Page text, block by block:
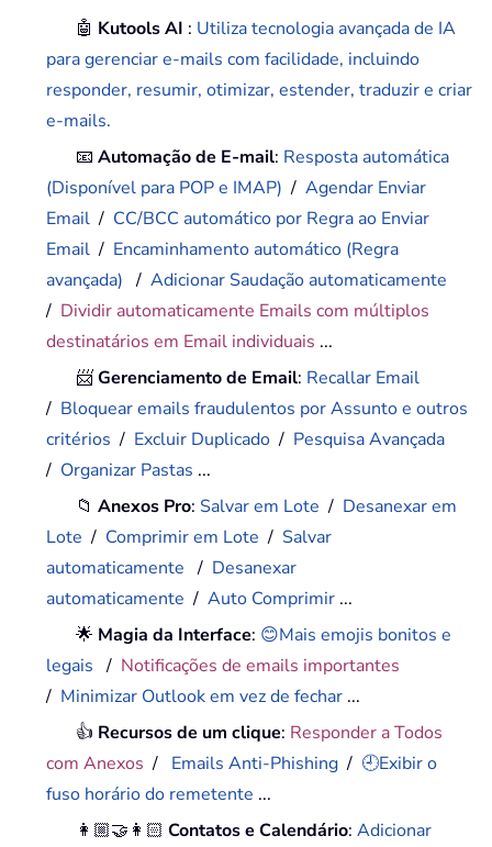
🤖 Kutools AI : Utiliza tecnologia avançada de IA
para gerenciar e-mails com facilidade, incluindo
responder, resumir, otimizar, estender, traduzir e criar
e-mails.
📧Automação de E-mail: Resposta automática
(Disponível para POP e IMAP) /Agendar Enviar
Email / CC/BCC automático por Regra ao Enviar
Email / Encaminhamento automático (Regra
avançada) /Adicionar Saudação automaticamente
/ Dividir automaticamente Emails com múltiplos
destinatários em Email individuais ...
📨Gerenciamento de Email: Recallar Email
/ Bloquear emails fraudulentos por Assunto e outros
critérios / Excluir Duplicado / Pesquisa Avançada
/ Organizar Pastas ...
📁Anexos Pro: Salvar em Lote / Desanexar em
Lote / Comprimir em Lote / Salvar
automaticamente / Desanexar
automaticamente /Auto Comprimir ...
🌟 Magia da Interface: 😊Mais emojis bonitos e
legais / Notificações de emails importantes
/ Minimizar Outlook em vez de fechar ...
👍 Recursos de um clique: Responder a Todos
com Anexos / Emails Anti-Phishing / 🕘Exibir o
fuso horário do remetente ...
👩🏼‍🤝‍👩🏻Contatos e Calendário:Adicionar